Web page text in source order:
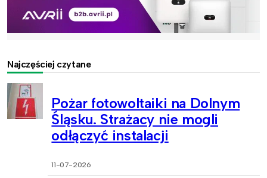
Najczęściej czytane
Pożar fotowoltaiki na Dolnym
Śląsku. Strażacy nie mogli
odłączyć instalacji
11-07-2026